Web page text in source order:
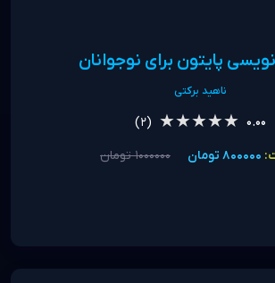
پایتون برای نوجوانان
ناهید برکتی
0.00
★★★★★
★★★★★
(2)
800000 تومان 1000000 تومان